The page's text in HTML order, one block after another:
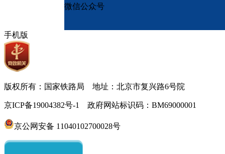
微信公众号
手机版
版权所有：国家铁路局 地址：北京市复兴路6号院
京ICP备19004382号-1 政府网站标识码：BM69000001
京公网安备 11040102700028号